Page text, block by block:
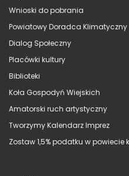
Wnioski do pobrania
Powiatowy Doradca Klimatyczny
Dialog Społeczny
Placówki kultury
Biblioteki
Koła Gospodyń Wiejskich
Amatorski ruch artystyczny
Tworzymy Kalendarz Imprez
Zostaw 1,5% podatku w powiecie